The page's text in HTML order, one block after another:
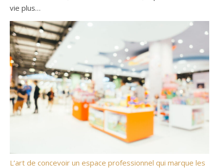
vie plus…
L’art de concevoir un espace professionnel qui marque les